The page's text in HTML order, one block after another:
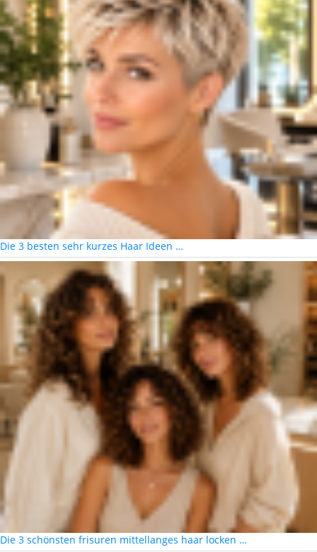
Die 3 besten sehr kurzes Haar Ideen …
Die 3 schönsten frisuren mittellanges haar locken …